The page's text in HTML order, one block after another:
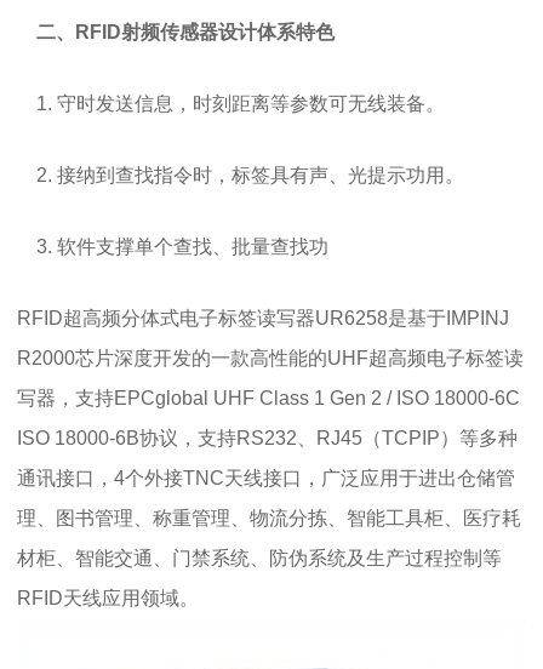
二、RFID射频传感器设计体系特色
1. 守时发送信息，时刻距离等参数可无线装备。
2. 接纳到查找指令时，标签具有声、光提示功用。
3. 软件支撑单个查找、批量查找功
RFID超高频分体式电子标签读写器UR6258是基于IMPINJ
R2000芯片深度开发的一款高性能的UHF超高频电子标签读
写器，支持EPCglobal UHF Class 1 Gen 2 / ISO 18000-6C
ISO 18000-6B协议，支持RS232、RJ45（TCPIP）等多种
通讯接口，4个外接TNC天线接口，广泛应用于进出仓储管
理、图书管理、称重管理、物流分拣、智能工具柜、医疗耗
材柜、智能交通、门禁系统、防伪系统及生产过程控制等
RFID天线应用领域。